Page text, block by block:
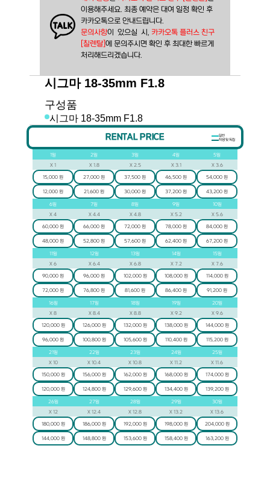
이용해주세요. 최종 예약은 대여 일정 확인 후
카카오톡으로 안내드립니다.
문의사항이  있으실  시, 카카오톡 플러스 친구
[칠렌탈] 에 문의주시면 확인 후 최대한 빠르게
처리해드리겠습니다.
시그마 18-35mm F1.8
구성품
시그마 18-35mm F1.8
RENTAL PRICE
일반
학생 및 독립
1일
X 1
2일
X 1.8
3일
X 2.5
4일
X 3.1
5일
X 3.6
15,000 원 27,000 원 37,500 원 46,500 원 54,000 원
12,000 원 21,600 원 30,000 원 37,200 원 43,200 원
6일
X 4
7일
X 4.4
8일
X 4.8
9일
X 5.2
10일
X 5.6
60,000 원 66,000 원 72,000 원 78,000 원 84,000 원
48,000 원 52,800 원 57,600 원 62,400 원 67,200 원
11일
X 6
12일
X 6.4
13일
X 6.8
14일
X 7.2
15일
X 7.6
90,000 원 96,000 원 102,000 원 108,000 원 114,000 원
72,000 원 76,800 원 81,600 원 86,400 원 91,200 원
16일
X 8
17일
X 8.4
18일
X 8.8
19일
X 9.2
20일
X 9.6
120,000 원 126,000 원 132,000 원 138,000 원 144,000 원
96,000 원 100,800 원 105,600 원 110,400 원 115,200 원
21일
X 10
22일
X 10.4
23일
X 10.8
24일
X 11.2
25일
X 11.6
150,000 원 156,000 원 162,000 원 168,000 원 174,000 원
120,000 원 124,800 원 129,600 원 134,400 원 139,200 원
26일
X 12
27일
X 12.4
28일
X 12.8
29일
X 13.2
30일
X 13.6
180,000 원 186,000 원 192,000 원 198,000 원 204,000 원
144,000 원 148,800 원 153,600 원 158,400 원 163,200 원